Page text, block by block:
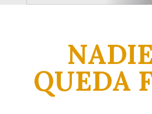
QUEDA